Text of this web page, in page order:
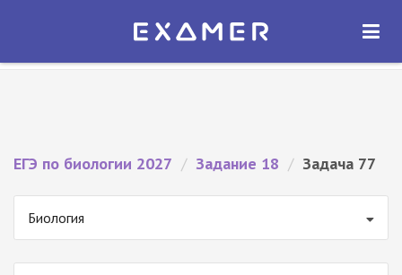
Экзамер — ЕГЭ 2027
ОТКРЫТЬ
ЕГЭ по биологии 2027 / Задание 18 / Задача 77
Биология